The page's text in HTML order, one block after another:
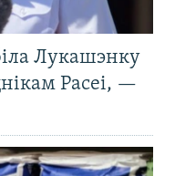
Лукашэнку
Расеі, —